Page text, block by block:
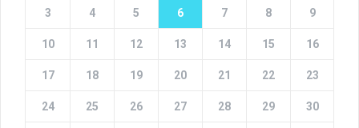
3 4 5 6 7 8 9
10 11 12 13 14 15 16
17 18 19 20 21 22 23
24 25 26 27 28 29 30